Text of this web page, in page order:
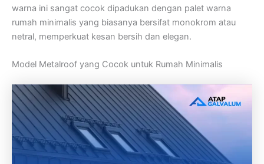
warna ini sangat cocok dipadukan dengan palet warna
rumah minimalis yang biasanya bersifat monokrom atau
netral, memperkuat kesan bersih dan elegan.
Model Metalroof yang Cocok untuk Rumah Minimalis